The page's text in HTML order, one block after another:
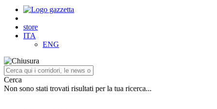
store
ITA
ENG
Cerca
Non sono stati trovati risultati per la tua ricerca...